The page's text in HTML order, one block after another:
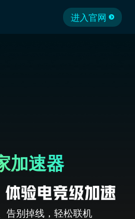
进入官网
加速器
告别掉线，轻松联机